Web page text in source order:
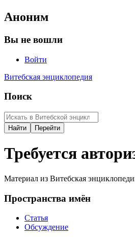
Аноним
Вы не вошли
Войти
Витебская энциклопедия
Поиск
Требуется
Материал из Витебская
Пространства имён
Статья
Обсуждение